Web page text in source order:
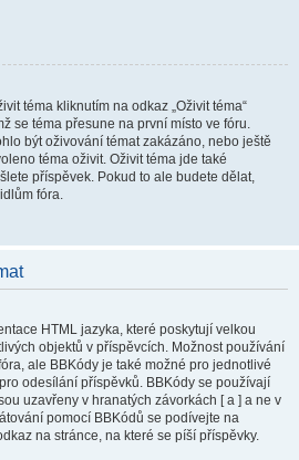
téma kliknutím na odkaz „Oživit téma“
se téma přesune na první místo ve fóru.
být oživování témat zakázáno, nebo ještě
téma oživit. Oživit téma jde také
příspěvek. Pokud to ale budete dělat,
fóra.
HTML jazyka, které poskytují velkou
objektů v příspěvcích. Možnost používání
ale BBKódy je také možné pro jednotlivé
odesílání příspěvků. BBKódy se používají
uzavřeny v hranatých závorkách [ a ] a ne v
pomocí BBKódů se podívejte na
na stránce, na které se píší příspěvky.